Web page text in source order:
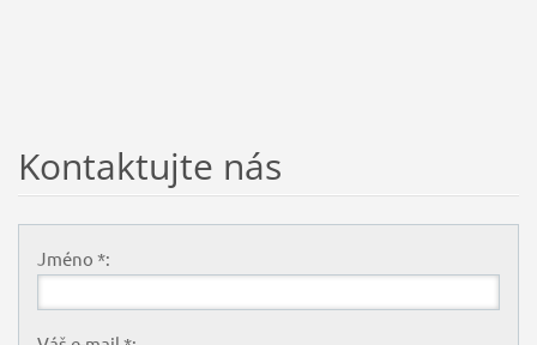
Kontaktujte nás
Jméno *: